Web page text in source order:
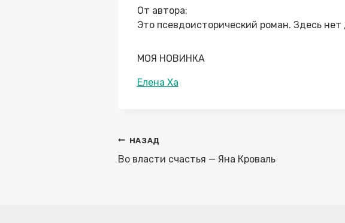
От автора:
Это псевдоисторический роман. Здесь
МОЯ НОВИНКА
Метки
Елена Ха
Навигация
по
НАЗАД
Во власти счастья — Яна Кроваль